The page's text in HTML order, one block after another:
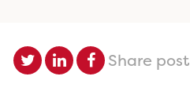
Share post